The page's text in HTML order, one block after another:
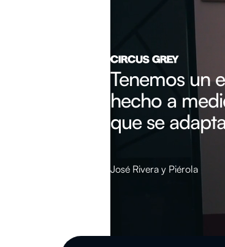
Tenemos un
hecho a
que se
José Rivera y Piérola